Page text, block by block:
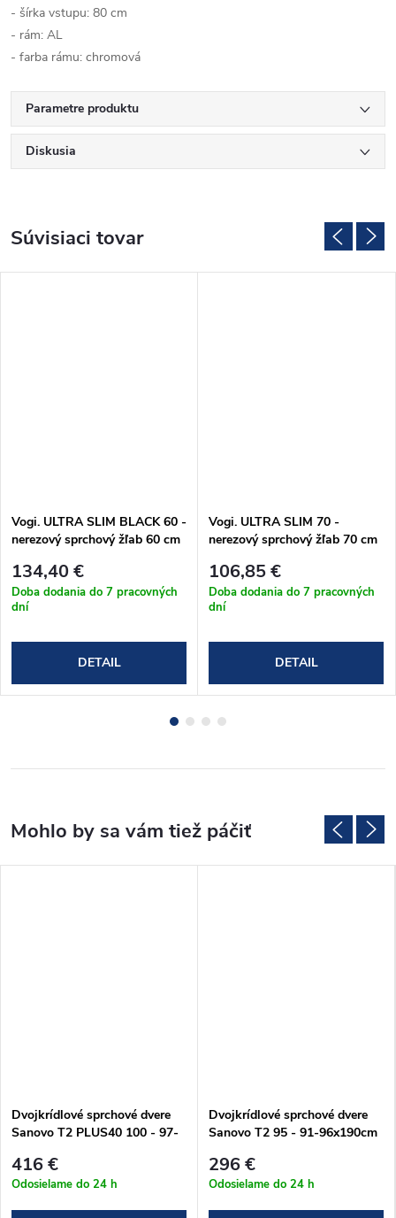
- šírka vstupu: 80 cm
- rám: AL
- farba rámu: chromová
Parametre produktu
Diskusia
Súvisiaci tovar
Vogi. ULTRA SLIM BLACK 60 -
nerezový sprchový žľab 60 cm
134,40 €
Doba dodania do 7 pracovných
dní
DETAIL
Vogi. ULTRA SLIM 70 -
nerezový sprchový žľab 70 cm
106,85 €
Doba dodania do 7 pracovných
dní
DETAIL
Dvojkrídlové sprchové dvere
Sanovo T2 PLUS40 100 - 97-
416 €
Odosielame do 24 h
Dvojkrídlové sprchové dvere
Sanovo T2 95 - 91-96x190cm
296 €
Odosielame do 24 h